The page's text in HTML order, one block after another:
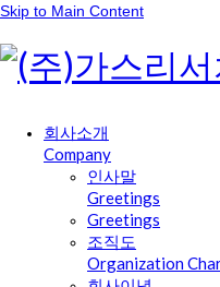
Skip to Main Content
회사소개
Company
인사말
Greetings
Greetings
조직도
Organization